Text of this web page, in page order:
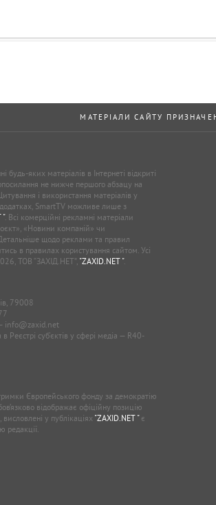
МАТЕРІАЛИ САЙТУ
будь-яких матеріалів в Інтернеті відкриті
не нижче першого абзацу на
і використання матеріалів у
SmartTV можливе лише з
". Всі комерційні рекламні матеріали
«Новини компаній» чи
щодо реклами та правил
в правилах користування сайтом. Усі
ТОВ “ЗАХІД.НЕТ”, "ZAXID.NET ".
79008
info@zaxid.net
Реєстрі суб'єктів у сфері медіа — R40-
Європейського фонду за демократію
відображає офіційну позицію
у публікаціях "ZAXID.NET "є
редакції.